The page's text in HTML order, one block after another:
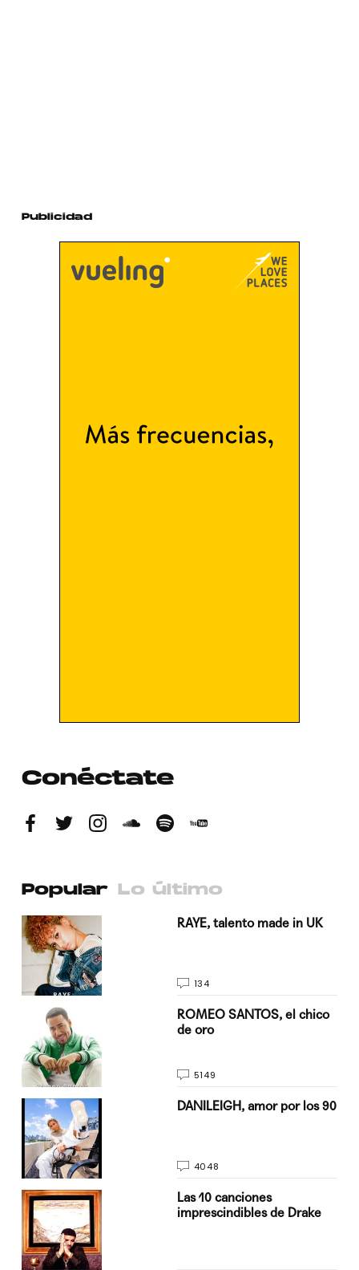
Publicidad
Conéctate
Popular Lo último
RAYE, talento made in UK
134
ROMEO SANTOS, el chico
de oro
5149
DANILEIGH, amor por los 90
4048
Las 10 canciones
imprescindibles de Drake